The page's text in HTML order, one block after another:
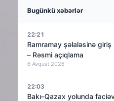
Bugünkü xəbərlər
22:21
Ramramay şəlaləsinə
– Rəsmi açıqlama
6 Avqust 2026
22:03
Bakı–Qazax yolunda